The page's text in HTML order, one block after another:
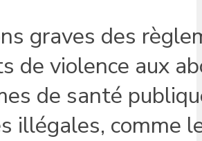
graves des
de violence aux
de santé
illégales, comme